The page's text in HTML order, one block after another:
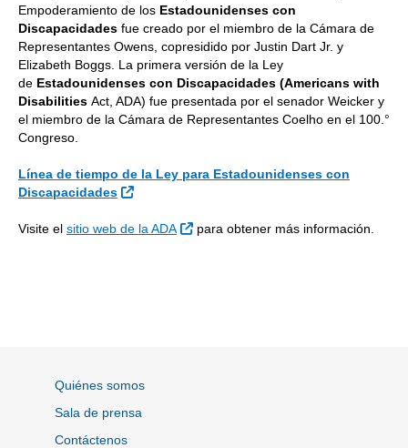
Empoderamiento de los Estadounidenses con
Discapacidades fue creado por el miembro de la Cámara de
Representantes Owens, copresidido por Justin Dart Jr. y
Elizabeth Boggs. La primera versión de la Ley
de Estadounidenses con Discapacidades (Americans with
Disabilities Act, ADA) fue presentada por el senador Weicker y
el miembro de la Cámara de Representantes Coelho en el 100.°
Congreso.
Línea de tiempo de la Ley para Estadounidenses con
Discapacidades
Sitio Externo
Visite el sitio web de la ADA Sitio Externo
para obtener más información.
Quiénes somos
Sala de prensa
Contáctenos